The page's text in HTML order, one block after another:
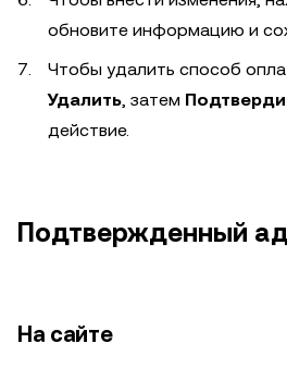
обновите информацию и
Чтобы удалить способ
Удалить, затем
действие.
Подтвержденный
На сайте